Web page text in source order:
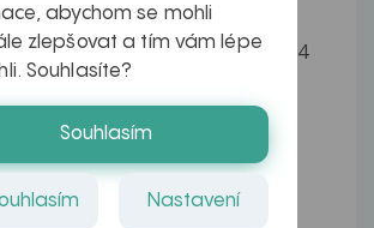
synovi budou dva roky váží 14
tj.ráno...
bych se zeptat už asi rok mě
Nevím jestli...
abychom se mohli
zlepšovat a tím vám lépe
Souhlasíte?
Souhlasím
Nastavení